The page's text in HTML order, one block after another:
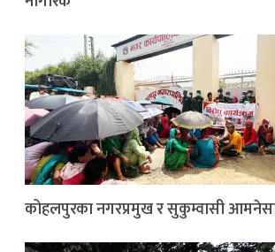
कोहलपुरका नगरप्रमुख र सुकुम्वासी